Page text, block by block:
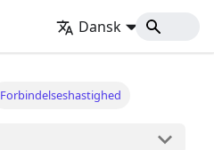
Dansk Hjem
Forbindelseshastighed